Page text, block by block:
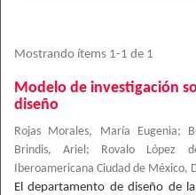
Mostrando ítems 1-1 de 1
Modelo de investigación
diseño
Rojas Morales, María Eugenia;
Brindis, Ariel ; Rovalo López
Iberoamericana Ciudad de México,
El departamento de diseño de